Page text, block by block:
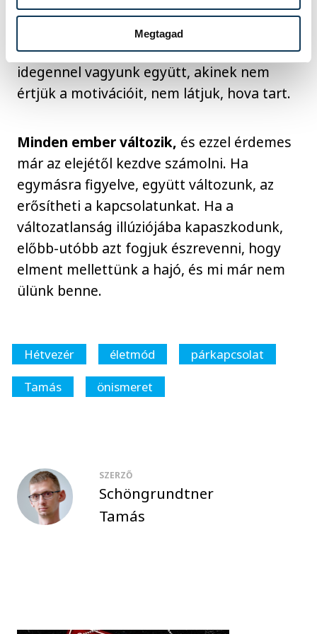
Megtagad
beszélgetéseket, ha nem fésüljük össze
folyamatosan a szálainkat, akkor előbb-
utóbb tényleg azt vehetjük észre, hogy egy
idegennel vagyunk együtt, akinek nem
értjük a motivációit, nem látjuk, hova tart.
Minden ember változik, és ezzel érdemes
már az elejétől kezdve számolni. Ha
egymásra figyelve, együtt változunk, az
erősítheti a kapcsolatunkat. Ha a
változatlanság illúziójába kapaszkodunk,
előbb-utóbb azt fogjuk észrevenni, hogy
elment mellettünk a hajó, és mi már nem
ülünk benne.
Hétvezér életmód
párkapcsolat
Tamás
önismeret
SZERZŐ
Schöngrundtner
Tamás